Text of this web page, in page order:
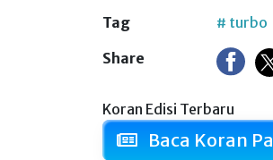
Tag # turbo
Share
Koran Edisi Terbaru
Baca Koran